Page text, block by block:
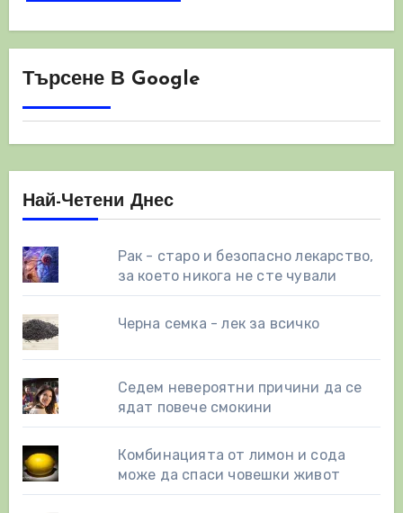
Търсене В Google
Най-Четени Днес
Рак - старо и безопасно лекарство,
за което никога не сте чували
Черна семка - лек за всичко
Седем невероятни причини да се
ядат повече смокини
Комбинацията от лимон и сода
може да спаси човешки живот